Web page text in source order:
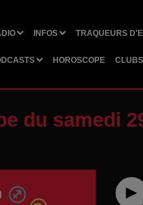
INFOS TRAQUEURS
HOROSCOPE
du samedi